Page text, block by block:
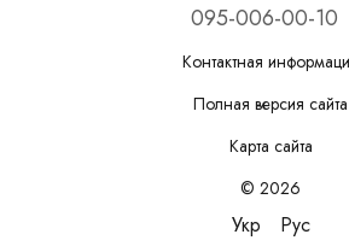
095-006-00-10
Контактная
Полная версия сайта
Карта сайта
© 2026
Укр Рус